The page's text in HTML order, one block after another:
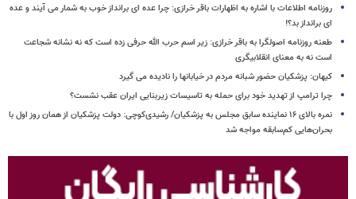
روزنامه اطلاعات با اشاره به اظهارات باقر خرازی: چرا عده ای برانداز خوب به شمار می آیند و عده
ای برانداز بد؟!
طعنه روزنامه اصولگرا به باقر خرازی: زیر اسم حرب الله حرفی زده است که نه نشانه شجاعت
است نه به معنای انقلابیگری
کیهان: پزشکیان حضور شبانه مردم در خیابانها را نادیده می گیرد
چرا ترامپ از تهدید خود برای حمله به تاسیسات زیربنایی ایران عقب نشست؟
نمره بالای ۱۶ نماینده سابق مجلس به پزشکیان/ رشیدی‌کوچی: دولت پزشکیان از همان روز اول با
بحران‌هایی کم‌سابقه مواجه شد